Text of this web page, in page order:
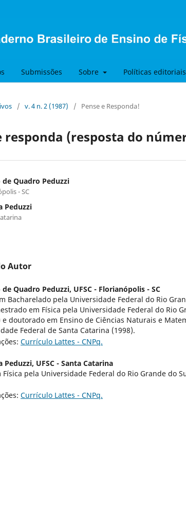
Submissões Sobre Políticas editoriais
/ v. 4 n. 2 (1987) / Pense e Responda!
responda (resposta do
Quadro Peduzzi
- SC
Peduzzi
Autor
Quadro Peduzzi, UFSC - Florianópolis - SC
Bacharelado pela Universidade Federal do Rio
em Física pela Universidade Federal do Rio
e doutorado em Ensino de Ciências Naturais e
Federal de Santa Catarina (1998).
Currículo Lattes - CNPq.
Peduzzi, UFSC - Santa Catarina
pela Universidade Federal do Rio Grande do
Currículo Lattes - CNPq.